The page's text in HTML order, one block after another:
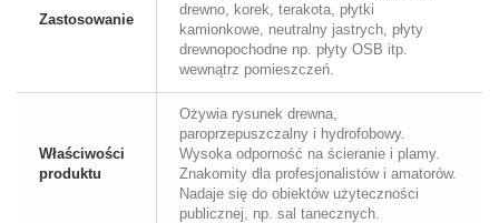
Zastosowanie
drewno, korek, terakota, płytki
kamionkowe, neutralny jastrych, płyty
drewnopochodne np. płyty OSB itp.
wewnątrz pomieszczeń.
Właściwości
produktu
Ożywia rysunek drewna,
paroprzepuszczalny i hydrofobowy.
Wysoka odporność na ścieranie i plamy.
Znakomity dla profesjonalistów i amatorów.
Nadaje się do obiektów użyteczności
publicznej, np. sal tanecznych.